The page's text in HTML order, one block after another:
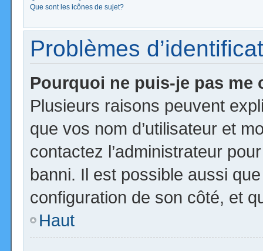
Que sont les icônes de sujet?
Problèmes
Pourquoi ne puis-je pas me
Plusieurs raisons peuvent
que vos nom d’utilisateur et
contactez l’administrateur
banni. Il est possible aussi
configuration de son côté, et
Haut